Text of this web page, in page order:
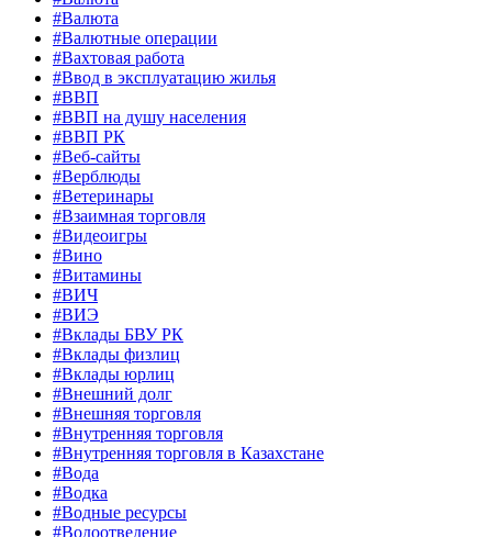
#Валюта
#Валютные операции
#Вахтовая работа
#Ввод в эксплуатацию жилья
#ВВП
#ВВП на душу населения
#ВВП РК
#Веб-сайты
#Верблюды
#Ветеринары
#Взаимная торговля
#Видеоигры
#Вино
#Витамины
#ВИЧ
#ВИЭ
#Вклады БВУ РК
#Вклады физлиц
#Вклады юрлиц
#Внешний долг
#Внешняя торговля
#Внутренняя торговля
#Внутренняя торговля в Казахстане
#Вода
#Водка
#Водные ресурсы
#Водоотведение